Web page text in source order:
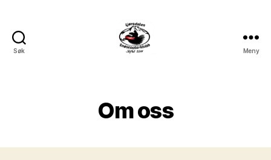
Søk Meny
Om oss